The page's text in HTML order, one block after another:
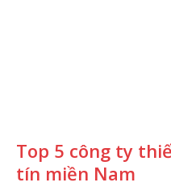
Top 5 công ty
tín miền Nam